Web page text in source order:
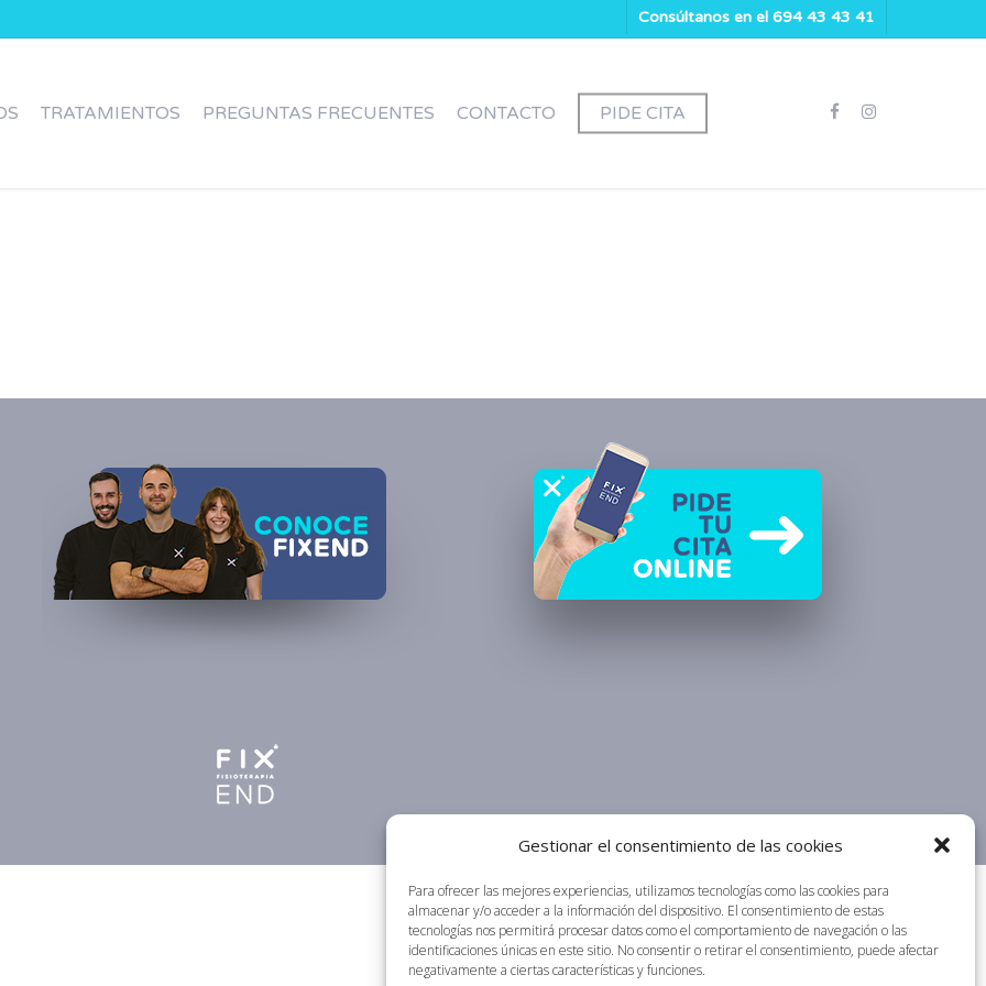
Gestionar el consentimiento de las cookies
Para ofrecer las mejores experiencias, utilizamos tecnologías como las cookies para
almacenar y/o acceder a la información del dispositivo. El consentimiento de estas
tecnologías nos permitirá procesar datos como el comportamiento de navegación o las
identificaciones únicas en este sitio. No consentir o retirar el consentimiento, puede afectar
negativamente a ciertas características y funciones.
Consúltanos en el 694 43 43 41
TRATAMIENTOS PREGUNTAS FRECUENTES CONTACTO PIDE CITA